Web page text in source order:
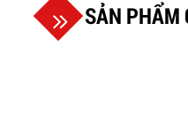
SẢN PHẨM